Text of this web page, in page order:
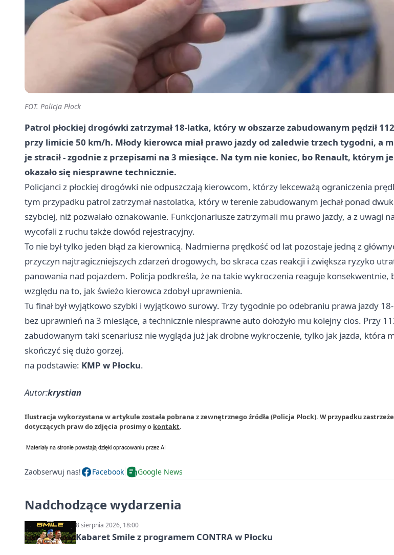
FOT. Policja Płock
Patrol płockiej drogówki zatrzymał 18-latka, który w obszarze zabudowanym pędził
przy limicie 50 km/h. Młody kierowca miał prawo jazdy od zaledwie trzech tygodni, a
je stracił - zgodnie z przepisami na 3 miesiące. Na tym nie koniec, bo Renault, którym
okazało się niesprawne technicznie.
Policjanci z płockiej drogówki nie odpuszczają kierowcom, którzy lekceważą ograniczenia
tym przypadku patrol zatrzymał nastolatka, który w terenie zabudowanym jechał ponad
szybciej, niż pozwalało oznakowanie. Funkcjonariusze zatrzymali mu prawo jazdy, a z uwagi
wycofali z ruchu także dowód rejestracyjny.
To nie był tylko jeden błąd za kierownicą. Nadmierna prędkość od lat pozostaje jedną z
przyczyn najtragiczniejszych zdarzeń drogowych, bo skraca czas reakcji i zwiększa ryzyko
panowania nad pojazdem. Policja podkreśla, że na takie wykroczenia reaguje konsekwentnie,
względu na to, jak świeżo kierowca zdobył uprawnienia.
Tu finał był wyjątkowo szybki i wyjątkowo surowy. Trzy tygodnie po odebraniu prawa jazdy
bez uprawnień na 3 miesiące, a technicznie niesprawne auto dołożyło mu kolejny cios. Przy
zabudowanym taki scenariusz nie wygląda już jak drobne wykroczenie, tylko jak jazda, która
skończyć się dużo gorzej.
na podstawie: KMP w Płocku.
Autor:krystian
Ilustracja wykorzystana w artykule została pobrana z zewnętrznego źródła (Policja Płock). W przypadku
dotyczących praw do zdjęcia prosimy o kontakt.
Zaobserwuj nas! Facebook Google News
Nadchodzące wydarzenia
8 sierpnia 2026, 18:00
Kabaret Smile z programem CONTRA w Płocku